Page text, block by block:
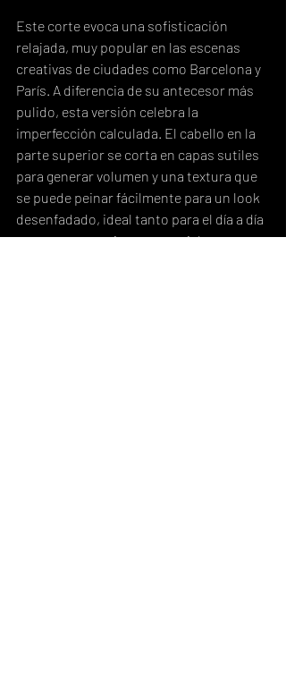
Este corte evoca una sofisticación
relajada, muy popular en las escenas
creativas de ciudades como Barcelona y
París. A diferencia de su antecesor más
pulido, esta versión celebra la
imperfección calculada. El cabello en la
parte superior se corta en capas sutiles
para generar volumen y una textura que
se puede peinar fácilmente para un look
desenfadado, ideal tanto para el día a día
como para ocasiones especiales que no